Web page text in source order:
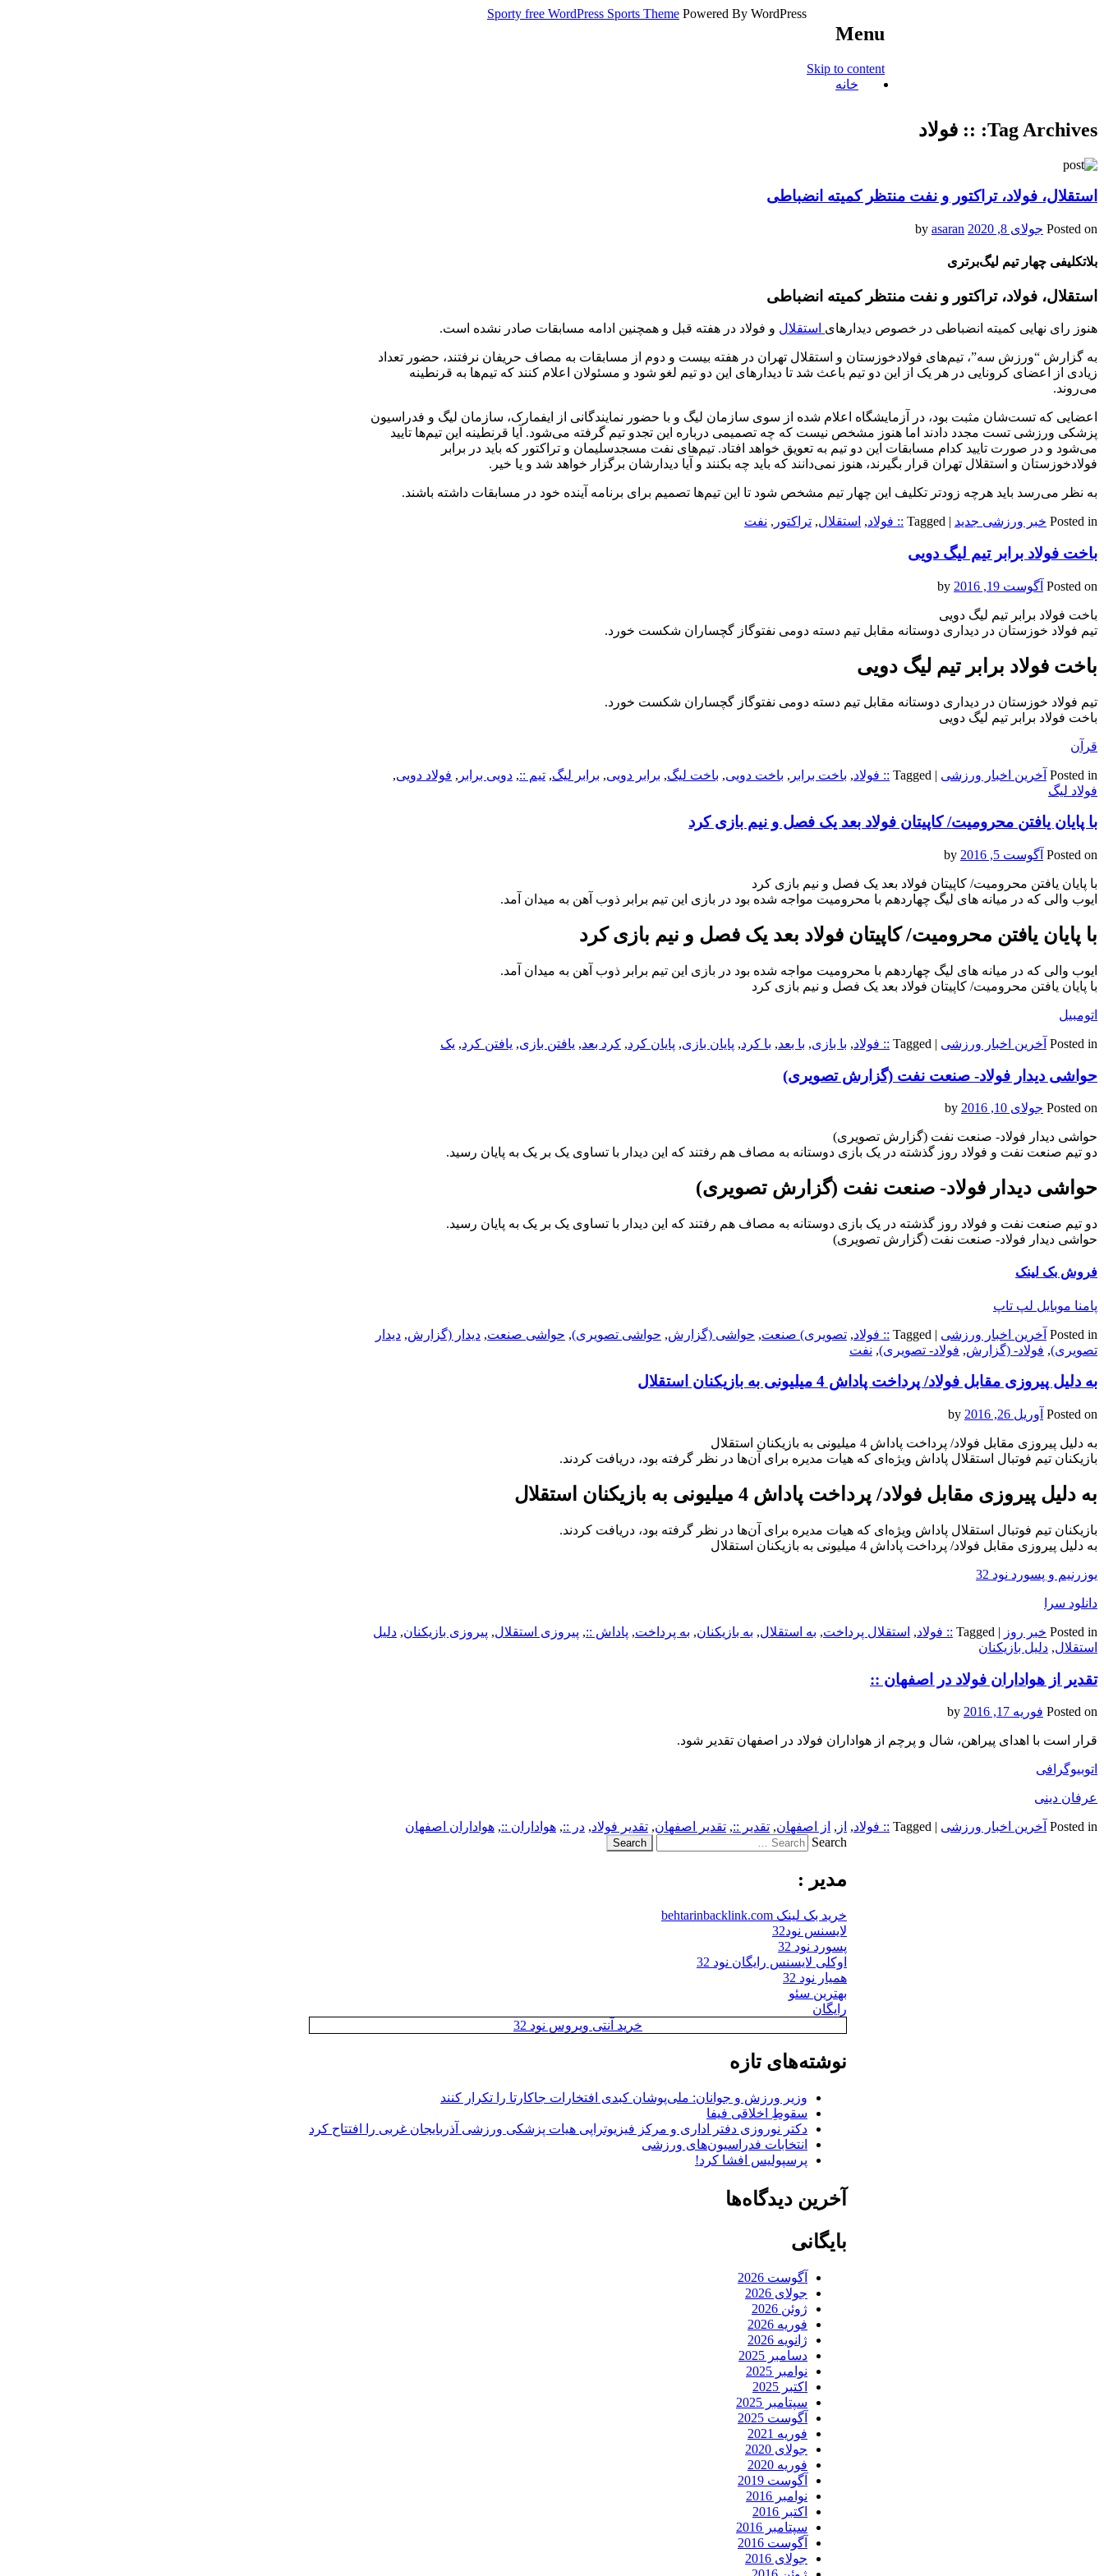
Menu
Skip to content
خانه
Tag Archives: :: فولاد
استقلال، فولاد، تراکتور و نفت منتظر کمیته انضباطی
Posted on جولای 8, 2020 asaran
بلاتکلیفی چهار تیم لیگ‌برتری
استقلال، فولاد، تراکتور و نفت منتظر کمیته انضباطی
هنوز رای نهایی کمیته انضباطی در خصوص دیدارهای استقلال و فولاد در هفته قبل و همچنین ادامه مسابقات صادر نشده است.
به گزارش “ورزش سه”، تیم‌‌های فولادخوزستان و استقلال تهران در هفته بیست و دوم از مسابقات به مصاف حریفان نرفتند، حضور تعداد
زیادی از اعضای کرونایی در هر یک از این دو تیم باعث شد تا دیدارهای این دو تیم لغو شود و مسئولان اعلام کنند که تیم‌ها به قرنطینه
می‌روند.
اعضایی که تست‌شان مثبت بود، در آزمایشگاه اعلام شده از سوی سازمان لیگ و با حضور نمایندگانی از ایفمارک، سازمان لیگ و فدراسیون
پزشکی ورزشی تست مجدد دادند اما هنوز مشخص نیست که چه تصمیمی درباره این تجدو تیم گرفته می‌شود. آیا قرنطینه این تیم‌ها تایید
می‌شود و در صورت تایید کدام مسابقات این دو تیم به تعویق خواهد افتاد. تیم‌های نفت مسجدسلیمان و تراکتور که باید در برابر
فولادخوزستان و استقلال تهران قرار بگیرند، هنوز نمی‌دانند که باید چه بکنند و آیا دیدارشان برگزار خواهد شد و یا خیر.
به نظر می‌رسد باید هرچه زودتر تکلیف این چهار تیم مشخص شود تا این تیم‌ها تصمیم برای برنامه آینده خود در مسابقات داشته باشند.
Posted in خبر ورزشی جدید |
Tagged :: فولاد, استقلال, تراکتور , نفت
باخت فولاد برابر تیم لیگ دویی
Posted on آگوست 19, 2016
باخت فولاد برابر تیم لیگ دویی
تیم فولاد خوزستان در دیداری دوستانه مقابل تیم دسته دومی نفت‎وگاز گچساران شکست خورد.
باخت فولاد برابر تیم لیگ دویی
تیم فولاد خوزستان در دیداری دوستانه مقابل تیم دسته دومی نفت‎وگاز گچساران شکست خورد.
باخت فولاد برابر تیم لیگ دویی
قرآن
Posted in آخرین اخبار ورزشی |
Tagged :: فولاد, باخت برابر , باخت دویی, باخت لیگ, برابر دویی, برابر لیگ, تیم ::, دویی برابر , فولاد دویی,
فولاد لیگ
با پایان یافتن محرومیت/ کاپیتان فولاد بعد یک فصل و نیم بازی کرد
Posted on آگوست 5, 2016
با پایان یافتن محرومیت/ کاپیتان فولاد بعد یک فصل و نیم بازی کرد
ایوب والی که در میانه های لیگ چهاردهم با محرومیت مواجه شده بود در بازی این تیم برابر ذوب آهن به میدان آمد.
با پایان یافتن محرومیت/ کاپیتان فولاد بعد یک فصل و نیم بازی کرد
ایوب والی که در میانه های لیگ چهاردهم با محرومیت مواجه شده بود در بازی این تیم برابر ذوب آهن به میدان آمد.
با پایان یافتن محرومیت/ کاپیتان فولاد بعد یک فصل و نیم بازی کرد
اتومبیل
Posted in آخرین اخبار ورزشی |
Tagged :: فولاد, با بازی, با بعد, با کرد, پایان بازی, پایان کرد, کرد بعد, یافتن بازی, یافتن کرد, یک
حواشی دیدار فولاد- صنعت نفت (گزارش تصویری)
Posted on جولای 10, 2016
حواشی دیدار فولاد- صنعت نفت (گزارش تصویری)
دو تیم صنعت نفت و فولاد روز گذشته در یک بازی دوستانه به مصاف هم رفتند که این دیدار با تساوی یک بر یک به پایان رسید.
حواشی دیدار فولاد- صنعت نفت (گزارش تصویری)
دو تیم صنعت نفت و فولاد روز گذشته در یک بازی دوستانه به مصاف هم رفتند که این دیدار با تساوی یک بر یک به پایان رسید.
حواشی دیدار فولاد- صنعت نفت (گزارش تصویری)
فروش بک لینک
پامنا موبایل لپ تاپ
Posted in آخرین اخبار ورزشی |
Tagged :: فولاد, تصویری) صنعت, حواشی (گزارش, حواشی تصویری), حواشی صنعت, دیدار (گزارش, دیدار
تصویری), فولاد- (گزارش, فولاد- تصویری), نفت
به دلیل پیروزی مقابل فولاد/ پرداخت پاداش 4 میلیونی به بازیکنان استقلال
Posted on آوریل 26, 2016
به دلیل پیروزی مقابل فولاد/ پرداخت پاداش 4 میلیونی به بازیکنان استقلال
بازیکنان تیم فوتبال استقلال پاداش ویژه‌ای که هیات مدیره برای آن‌ها در نظر گرفته بود، دریافت کردند.
به دلیل پیروزی مقابل فولاد/ پرداخت پاداش 4 میلیونی به بازیکنان استقلال
بازیکنان تیم فوتبال استقلال پاداش ویژه‌ای که هیات مدیره برای آن‌ها در نظر گرفته بود، دریافت کردند.
به دلیل پیروزی مقابل فولاد/ پرداخت پاداش 4 میلیونی به بازیکنان استقلال
یوزرنیم و پسورد نود 32
دانلود سرا
Posted in خبر روز |
Tagged :: فولاد, استقلال پرداخت, به استقلال, به بازیکنان, به پرداخت, پاداش ::, پیروزی استقلال, پیروزی بازیکنان, دلیل
استقلال, دلیل بازیکنان
تقدیر از هواداران فولاد در اصفهان ::
Posted on فوریه 17, 2016
قرار است با اهدای پیراهن، شال و پرچم از هواداران فولاد در اصفهان تقدیر شود.
اتوبیوگرافی
عرفان دینی
Posted in آخرین اخبار ورزشی |
Tagged :: فولاد, از , از اصفهان, تقدیر ::, تقدیر اصفهان, تقدیر فولاد, در ::, هواداران ::, هواداران اصفهان
Search
مدیر :
خرید بک لینک behtarinbacklink.com
لایسنس نود32
پسورد نود 32
اوکلی لایسنس رایگان نود 32
همیار نود 32
بهترین سئو
رایگان
خرید آنتی ویروس نود 32
نوشته‌های تازه
وزیر ورزش و جوانان: ملی‌پوشان کبدی افتخارات جاکارتا را تکرار کنند
سقوطِ اخلاقی فیفا
دکتر نوروزی دفتر اداری و مرکز فیزیوتراپی هیات پزشکی ورزشی آذربایجان غربی را افتتاح کرد
انتخابات فدراسیون‌های ورزشی
پرسپولیس افشا کرد!
آخرین دیدگاه‌ها
بایگانی
آگوست 2026
جولای 2026
ژوئن 2026
فوریه 2026
ژانویه 2026
دسامبر 2025
نوامبر 2025
اکتبر 2025
سپتامبر 2025
آگوست 2025
فوریه 2021
جولای 2020
فوریه 2020
آگوست 2019
نوامبر 2016
اکتبر 2016
سپتامبر 2016
آگوست 2016
جولای 2016
Sporty free WordPress Sports Theme Powered By WordPress